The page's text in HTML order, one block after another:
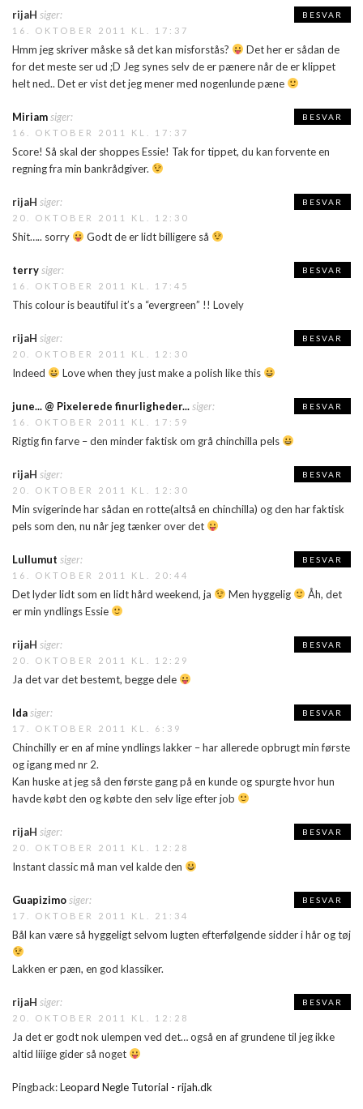
rijaH siger:
16. OKTOBER 2011 KL. 17:37
Hmm jeg skriver måske så det kan misforstås?
Det her er sådan de
for det meste ser ud ;D Jeg synes selv de er pænere når de er klippet
helt ned.. Det er vist det jeg mener med nogenlunde pæne
BESVAR
Miriamsiger:
16. OKTOBER 2011 KL. 17:37
Score! Så skal der shoppes Essie! Tak for tippet, du kan forvente en
regning fra min bankrådgiver.
BESVAR
rijaH siger:
20. OKTOBER 2011 KL. 12:30
Shit….. sorry Godt de er lidt billigere så
BESVAR
terrysiger:
16. OKTOBER 2011 KL. 17:45
This colour is beautiful it’s a “evergreen” !! Lovely
BESVAR
rijaH siger:
20. OKTOBER 2011 KL. 12:30
Indeed Love when they just make a polish like this
BESVAR
june... @ Pixelerede finurligheder...siger:
16. OKTOBER 2011 KL. 17:59
Rigtig fin farve – den minder faktisk om grå chinchilla pels
BESVAR
rijaH siger:
20. OKTOBER 2011 KL. 12:30
Min svigerinde har sådan en rotte(altså en chinchilla) og den har faktisk
pels som den, nu når jeg tænker over det
BESVAR
Lullumut siger:
16. OKTOBER 2011 KL. 20:44
Det lyder lidt som en lidt hård weekend, ja Men hyggelig
Åh, det
er min yndlings Essie
BESVAR
rijaH siger:
20. OKTOBER 2011 KL. 12:29
Ja det var det bestemt, begge dele
BESVAR
Idasiger:
17. OKTOBER 2011 KL. 6:39
Chinchilly er en af mine yndlings lakker – har allerede opbrugt min første
og igang med nr 2.
Kan huske at jeg så den første gang på en kunde og spurgte hvor hun
havde købt den og købte den selv lige efter job
BESVAR
rijaH siger:
20. OKTOBER 2011 KL. 12:28
Instant classic må man vel kalde den
BESVAR
Guapizimosiger:
17. OKTOBER 2011 KL. 21:34
Bål kan være så hyggeligt selvom lugten efterfølgende sidder i hår og tøj
Lakken er pæn, en god klassiker.
BESVAR
rijaH siger:
20. OKTOBER 2011 KL. 12:28
Ja det er godt nok ulempen ved det… også en af grundene til jeg ikke
altid liiige gider så noget
BESVAR
Pingback:Leopard Negle Tutorial - rijah.dk